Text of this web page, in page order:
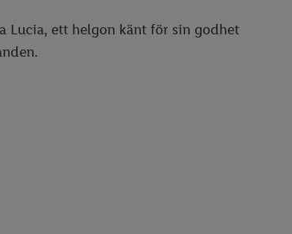
Lucia, ett helgon känt för sin godhet